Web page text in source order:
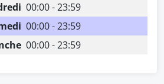
00:00 - 23:59
00:00 - 23:59
00:00 - 23:59